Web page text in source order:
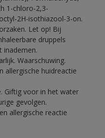
1-chloro-2,3-
2H-isothiazool-3-on.
Let op! Bij
druppels
inademen.
Waarschuwing.
allergische huidreactie
Giftig voor in het water
gevolgen.
allergische reactie